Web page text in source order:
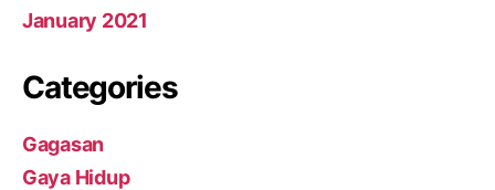
January 2021
Categories
Gagasan
Gaya Hidup